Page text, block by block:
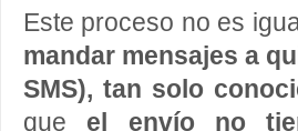
Este proceso no es
mandar mensajes a
SMS), tan solo
que el envío no